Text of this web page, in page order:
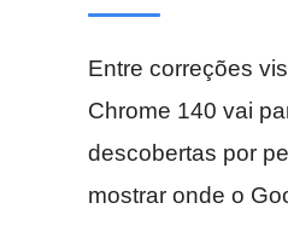
Entre correções
Chrome 140 vai
descobertas por
mostrar onde o